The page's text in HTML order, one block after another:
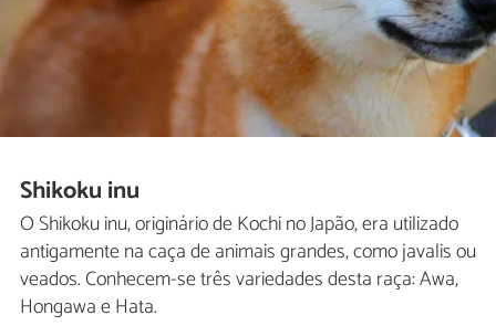
Shikoku inu
O Shikoku inu, originário de Kochi no Japão, era utilizado
antigamente na caça de animais grandes, como javalis ou
veados. Conhecem-se três variedades desta raça: Awa,
Hongawa e Hata.